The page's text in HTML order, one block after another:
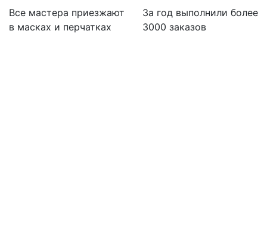
Все мастера приезжают
в масках и перчатках
За год выполнили более
3000 заказов